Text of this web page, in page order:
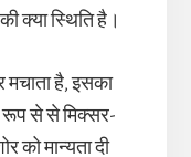
क्या स्थिति है।
मचाता है, इसका
रूप से से मिक्सर-
को मान्यता दी